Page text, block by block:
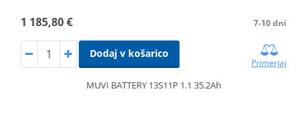
1 185,80 € 7-10 dni
Dodaj v košarico
Primerjaj
MUVI BATTERY 13S11P 1.1 35.2Ah